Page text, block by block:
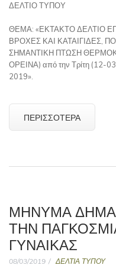
ΔΕΛΤΙΟ ΤΥΠΟΥ
ΘΕΜΑ: «ΕΚΤΑΚΤΟ ΔΕΛΤΙΟ
ΒΡΟΧΕΣ ΚΑΙ ΚΑΤΑΙΓΙΔΕΣ,
ΣΗΜΑΝΤΙΚΗ ΠΤΩΣΗ
ΟΡΕΙΝΑ) από την Τρίτη (12-
2019».
ΠΕΡΙΣΣΌΤΕΡΑ
ΜΉΝΥΜΑ
ΤΗΝ
ΓΥΝΑΊΚΑΣ
08/03/2019 ΔΕΛΤΙΑ ΤΥΠΟΥ